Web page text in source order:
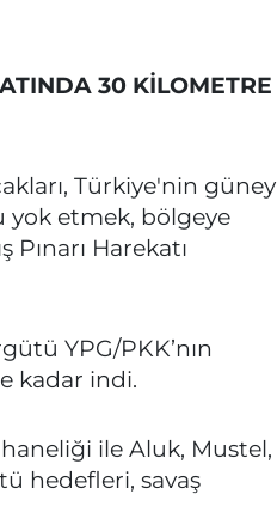
30 KİLOMETRE
Türkiye'nin güney
yok etmek, bölgeye
Harekatı
YPG/PKK’nın
kadar indi.
ile Aluk, Mustel,
hedefleri, savaş